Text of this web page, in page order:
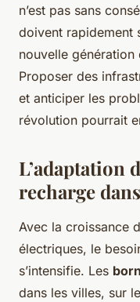
n’est pas sans
doivent rapidement
nouvelle
Proposer des
et anticiper les
révolution pourrait
L’adaptation
recharge
Avec la croissance
électriques, le
s’intensifie. Les
dans les villes, sur